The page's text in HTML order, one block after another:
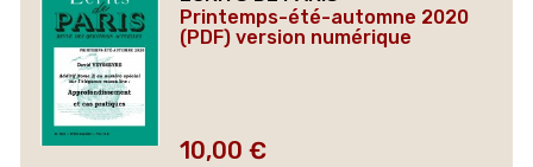
Printemps-été-automne 2020
(PDF) version numérique
Prix
10,00 €